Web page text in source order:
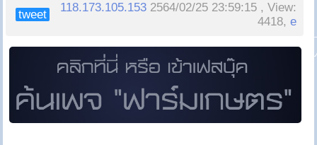
tweet
118.173.105.153 2564/02/25 23:59:15 , View:
4418,e